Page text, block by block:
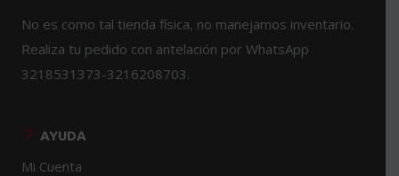
No es como tal tienda física, no manejamos inventario.
Realiza tu pedido con antelación por WhatsApp
3218531373-3216208703.
AYUDA
Mi Cuenta